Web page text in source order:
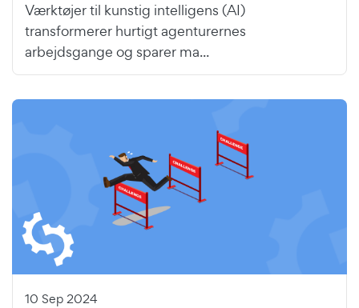
Værktøjer til kunstig intelligens (AI)
transformerer hurtigt agenturernes
arbejdsgange og sparer ma...
10 Sep 2024